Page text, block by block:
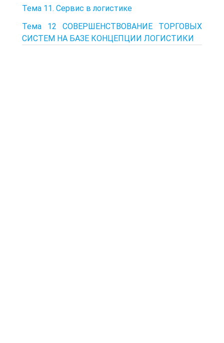
Тема 11. Сервис в логистике
Тема 12 СОВЕРШЕНСТВОВАНИЕ ТОРГОВЫХ
СИСТЕМ НА БАЗЕ КОНЦЕПЦИИ ЛОГИСТИКИ